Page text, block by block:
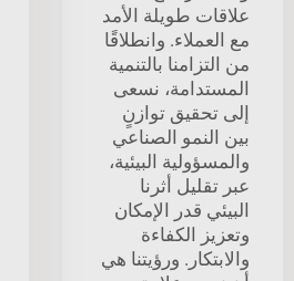
علاقات طويلة الأمد
مع العملاء. وانطلاقًا
من التزامنا بالتنمية
المستدامة، نسعى
إلى تحقيق توازنٍ
بين النمو الصناعي
والمسؤولية البيئية،
عبر تقليل أثرنا
البيئي قدر الإمكان
وتعزيز الكفاءة
والابتكار. ورؤيتنا هي